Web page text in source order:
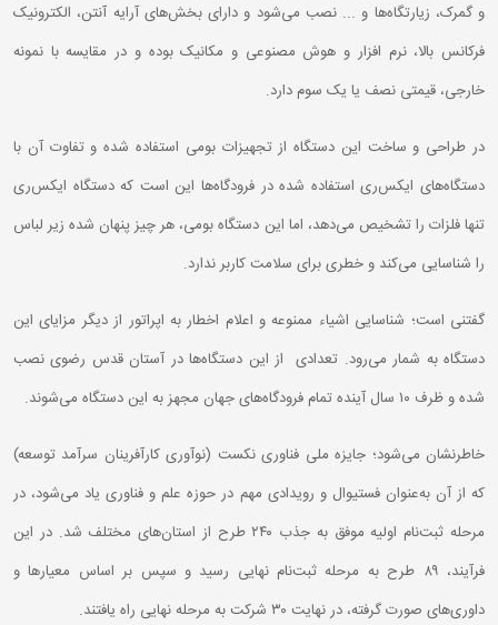
و گمرک، زیارتگاه‌ها و ... نصب می‌شود و دارای بخش‌های آرایه آنتن، الکترونیک
فرکانس بالا، نرم افزار و هوش مصنوعی و مکانیک بوده و در مقایسه با نمونه
خارجی، قیمتی نصف یا یک سوم دارد.
در طراحی و ساخت این دستگاه از تجهیزات بومی استفاده شده و تفاوت آن با
دستگاه‌های ایکس‌ری استفاده شده در فرودگاه‌ها این است که دستگاه ایکس‌ری
تنها فلزات را تشخیص می‌دهد، اما این دستگاه بومی، هر چیز پنهان شده زیر لباس
را شناسایی می‌کند و خطری برای سلامت کاربر ندارد.
گفتنی است؛ شناسایی اشیاء ممنوعه و اعلام اخطار به اپراتور از دیگر مزایای این
دستگاه به شمار می‌رود. تعدادی از این دستگاه‌ها در آستان قدس رضوی نصب
شده و ظرف ۱۰ سال آینده تمام فرودگاه‌های جهان مجهز به این دستگاه می‌شوند.
خاطرنشان می‌شود؛ جایزه ملی فناوری نکست (نوآوری کارآفرینان سرآمد توسعه)
که از آن به‌عنوان فستیوال و رویدادی مهم در حوزه علم و فناوری یاد می‌شود، در
مرحله ثبت‌نام اولیه موفق به جذب ۲۴۰ طرح از استان‌های مختلف شد. در این
فرآیند، ۸۹ طرح به مرحله ثبت‌نام نهایی رسید و سپس بر اساس معیارها و
داوری‌های صورت گرفته، در نهایت ۳۰ شرکت به مرحله نهایی راه یافتند.